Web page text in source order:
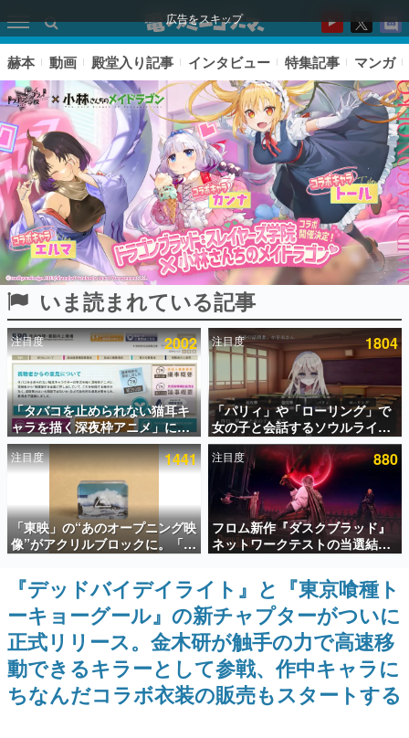
広告をスキップ
ピックアップ
電ファミのいま読まれている記事ランキング
アプリセール情報
インタビュー
連載・特集一覧
殿堂入り記事
SNS拡散数が数千以上！ ページビュー数万以上！ などな
ど。多くの人々に読まれた、電ファミ渾身の“殿堂入り”記
事をまとめました。
ゲームの企画書
名作ゲームクリエイターの方々に製作時のエピソードをお
聞きし、ヒットする企画（ゲーム）とは何か？を探ってい
きます。
赫本
この物語を解いてはいけない。『赫本』は、〈試験問題〉
の形をした短編ホラー小説集です。
赫本 動画 殿堂入り記事 インタビュー 特集記事 マンガ
いま読まれている記事
注目度 2002
「タバコを止められない猫耳キ
ャラを描く深夜枠アニメ」に視
聴者の一部から批判意見。違法
薬物の使用と思しき描写も含め
て、BPOが議論を交わす
注目度 1804
「パリィ」や「ローリング」で
女の子と会話するソウルライク
恋愛ゲーム『小早川さんはソウ
ルライク』無料公開。返事に失
敗すると「YOU DIED」
注目度 1441
「東映」の“あのオープニング映
像”がアクリルブロックに。「東
映ヒストリカル グッズコレクシ
ョン」が8月下旬より発売
注目度 880
フロム新作『ダスクブラッド』
ネットワークテストの当選結果
が8月7日22時に発表。応募サイ
トのマイページから確認可能、
テスト実施は8月21日～24日
『デッドバイデイライト』と『東京喰種ト
ーキョーグール』の新チャプターがついに
正式リリース。金木研が触手の力で高速移
動できるキラーとして参戦、作中キャラに
ちなんだコラボ衣装の販売もスタートする